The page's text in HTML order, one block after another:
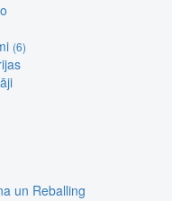
(6)
un Reballing